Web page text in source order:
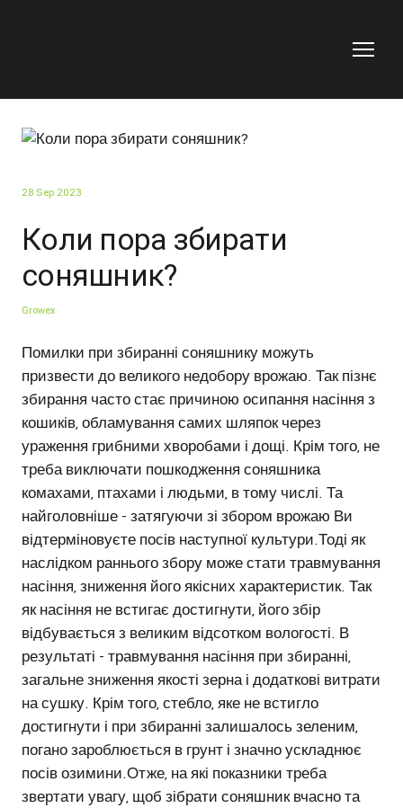
28 Sep 2023
Коли пора збирати
соняшник?
Growex
Помилки при збиранні соняшнику можуть
призвести до великого недобору врожаю. Так пізнє
збирання часто стає причиною осипання насіння з
кошиків, обламування самих шляпок через
ураження грибними хворобами і дощі. Крім того, не
треба виключати пошкодження соняшника
комахами, птахами і людьми, в тому числі. Та
найголовніше - затягуючи зі збором врожаю Ви
відтерміновуєте посів наступної культури.Тоді як
наслідком раннього збору може стати травмування
насіння, зниження його якісних характеристик. Так
як насіння не встигає достигнути, його збір
відбувається з великим відсотком вологості. В
результаті - травмування насіння при збиранні,
загальне зниження якості зерна і додаткові витрати
на сушку. Крім того, стебло, яке не встигло
достигнути і при збиранні залишалось зеленим,
погано зароблюється в грунт і значно ускладнює
посів озимини.Отже, на які показники треба
звертати увагу, щоб зібрати соняшник вчасно та